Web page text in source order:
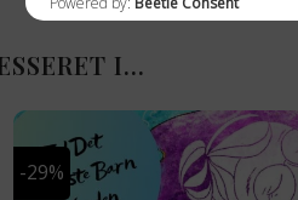
I…
-29%